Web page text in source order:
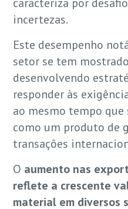
incertezas.
Este desempenho
setor se tem
desenvolvendo
responder às
ao mesmo tempo
como um produto de
transações
O aumento nas
reflete a crescente
material em diversos